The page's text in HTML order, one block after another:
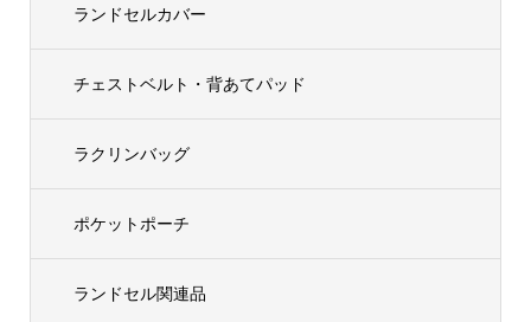
ランドセルカバー
チェストベルト・背あてパッド
ラクリンバッグ
ポケットポーチ
ランドセル関連品